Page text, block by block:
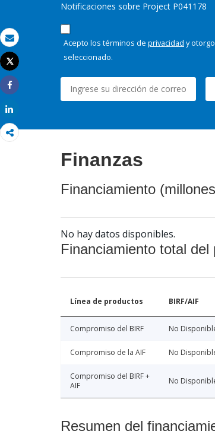
Correo electrónico
Imprimir
Tweet
Share
Notificaciones sobre Project P041178
Acepto los términos de privacidad y
seleccionado.
Finanzas
Financiamiento
No hay datos disponibles.
Financiamiento total
Línea de productos BIRF/AIF
Compromiso del BIRF No
Compromiso de la AIF No
Compromiso del BIRF +
AIF
No
Resumen del